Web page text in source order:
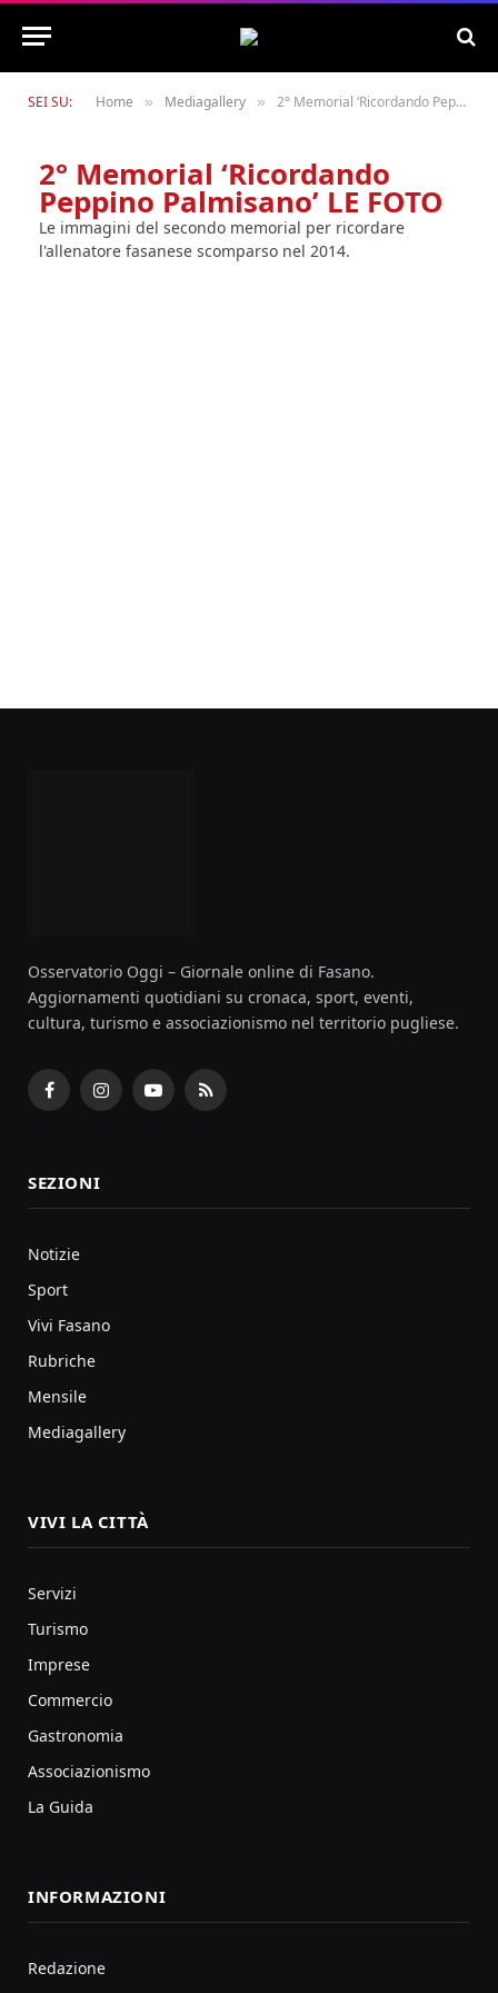
SEI SU: Home » Mediagallery » 2° Memorial ‘Ricordando Peppino Palmisano’ LE FOTO
2° Memorial ‘Ricordando
Peppino Palmisano’ LE FOTO
Le immagini del secondo memorial per ricordare
l'allenatore fasanese scomparso nel 2014.
Osservatorio Oggi – Giornale online di Fasano.
Aggiornamenti quotidiani su cronaca, sport, eventi,
cultura, turismo e associazionismo nel territorio pugliese.
FacebookInstagramYouTubeRSS
SEZIONI
Notizie
Sport
Vivi Fasano
Rubriche
Mensile
Mediagallery
VIVI LA CITTÀ
Servizi
Turismo
Imprese
Commercio
Gastronomia
Associazionismo
La Guida
INFORMAZIONI
Redazione